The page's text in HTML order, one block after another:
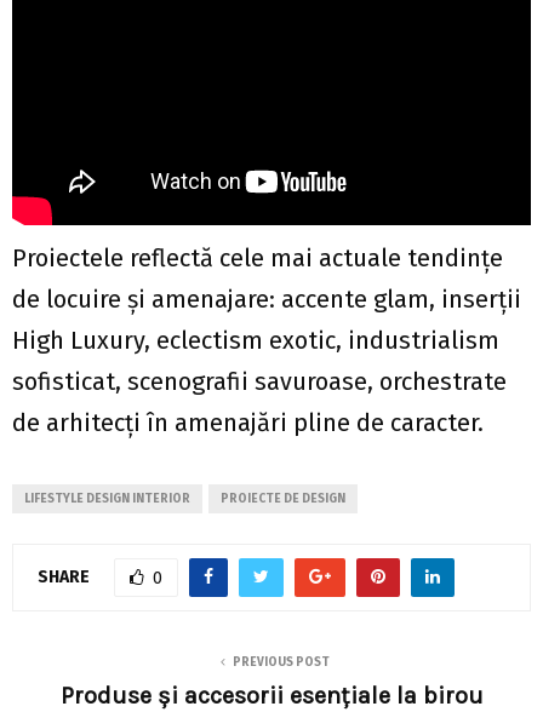
Proiectele reflectă cele mai actuale tendințe
de locuire și amenajare: accente glam, inserții
High Luxury, eclectism exotic, industrialism
sofisticat, scenografii savuroase, orchestrate
de arhitecți în amenajări pline de caracter.
LIFESTYLE DESIGN INTERIOR PROIECTE DE DESIGN
SHARE 0
PREVIOUS POST
Produse și accesorii esențiale la birou